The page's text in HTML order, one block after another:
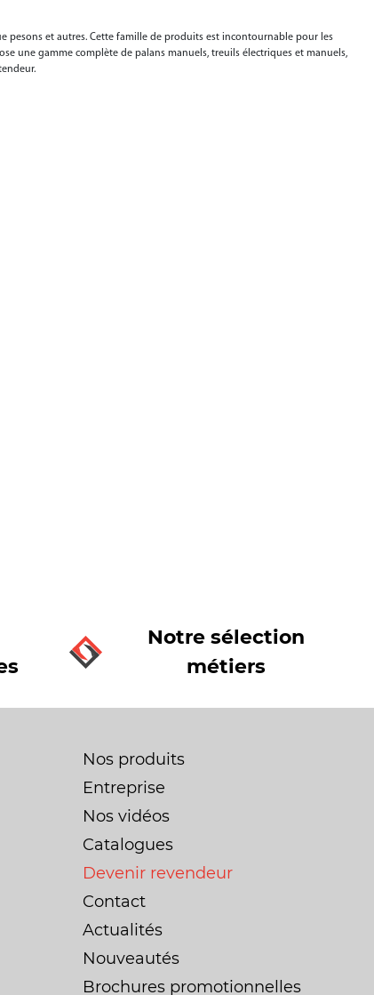
pesons et autres. Cette famille de produits est incontournable pour les
une gamme complète de palans manuels, treuils électriques et manuels,
Notre sélection
métiers
Nos produits
Entreprise
Nos vidéos
Catalogues
Devenir revendeur
Contact
Actualités
Nouveautés
Brochures promotionnelles